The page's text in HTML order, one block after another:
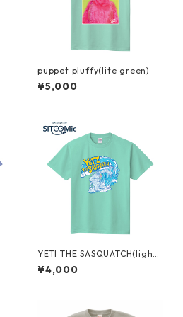
puppet pluffy(lite green)
¥5,000
YETI THE SASQUATCH(light
green)
¥4,000